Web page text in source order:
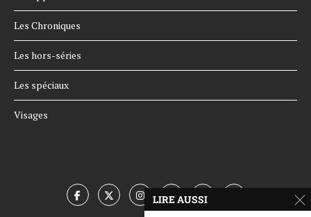
Les Chroniques
Les hors-séries
Les spéciaux
Visages
LIRE AUSSI